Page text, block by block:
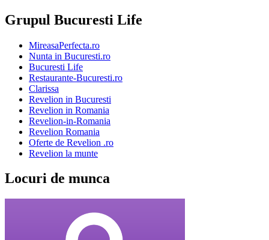
Grupul Bucuresti Life
MireasaPerfecta.ro
Nunta in Bucuresti.ro
Bucuresti Life
Restaurante-Bucuresti.ro
Clarissa
Revelion in Bucuresti
Revelion in Romania
Revelion-in-Romania
Revelion Romania
Oferte de Revelion .ro
Revelion la munte
Locuri de munca